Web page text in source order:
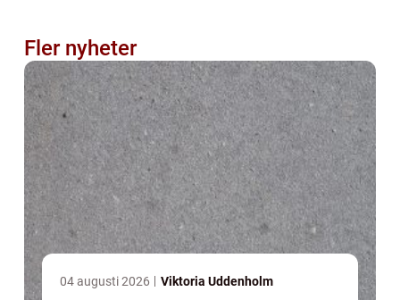
Fler nyheter
04 augusti 2026 Viktoria Uddenholm